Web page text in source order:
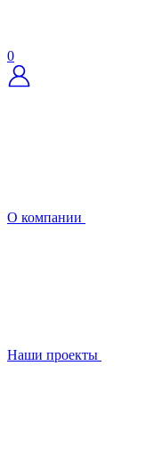
0
О компании
Наши проекты